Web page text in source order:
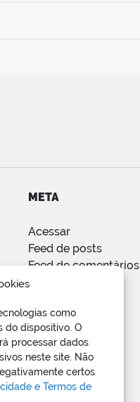
como
do dispositivo. O
processar dados
neste site. Não
certos
e Termos de
META
Acessar
Feed de posts
Feed de comentários
WordPress.org